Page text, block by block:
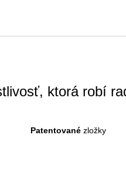
ktorá robí
Patentované zložky